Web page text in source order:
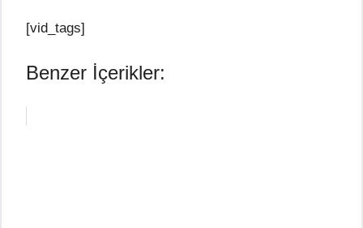
[vid_tags]
Benzer İçerikler: